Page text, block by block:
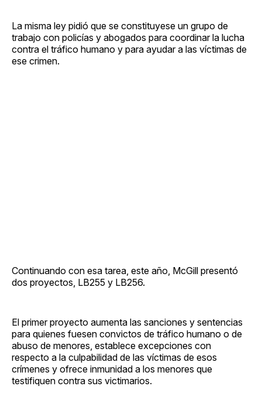
La misma ley pidió que se constituyese un grupo de
trabajo con policías y abogados para coordinar la lucha
contra el tráfico humano y para ayudar a las víctimas de
ese crimen.
Continuando con esa tarea, este año, McGill presentó
dos proyectos, LB255 y LB256.
El primer proyecto aumenta las sanciones y sentencias
para quienes fuesen convictos de tráfico humano o de
abuso de menores, establece excepciones con
respecto a la culpabilidad de las víctimas de esos
crímenes y ofrece inmunidad a los menores que
testifiquen contra sus victimarios.